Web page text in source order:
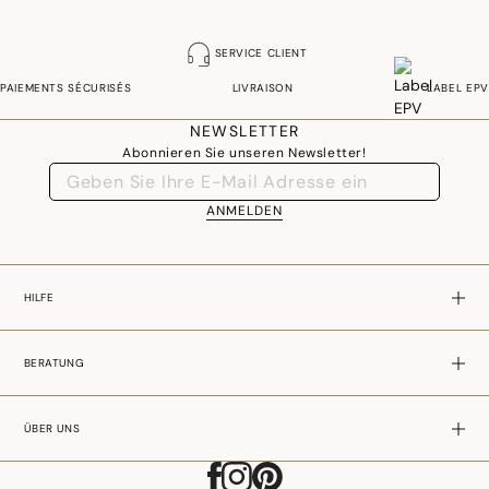
SERVICE CLIENT
PAIEMENTS SÉCURISÉS LIVRAISON LABEL EPV
NEWSLETTER
Abonnieren Sie unseren Newsletter!
ANMELDEN
HILFE
BERATUNG
ÜBER UNS